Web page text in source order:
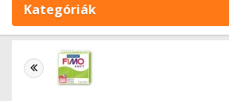
Kategóriák